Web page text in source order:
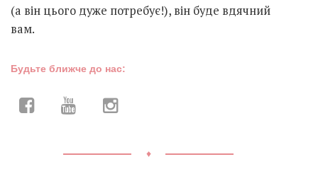
(а він цього дуже потребує!), він буде вдячний
вам.
Будьте ближче до нас:
♦